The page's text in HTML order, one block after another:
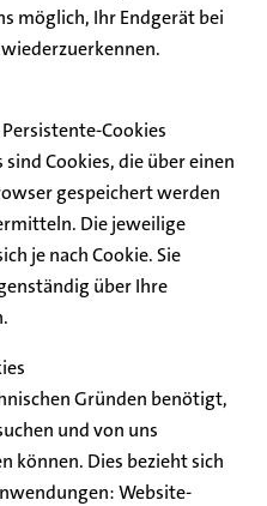
möglich, Ihr Endgerät bei
Cookies
Cookies, die über einen
gespeichert werden
Die jeweilige
je nach Cookie. Sie
über Ihre
Gründen benötigt,
und von uns
können. Dies bezieht sich
Website-